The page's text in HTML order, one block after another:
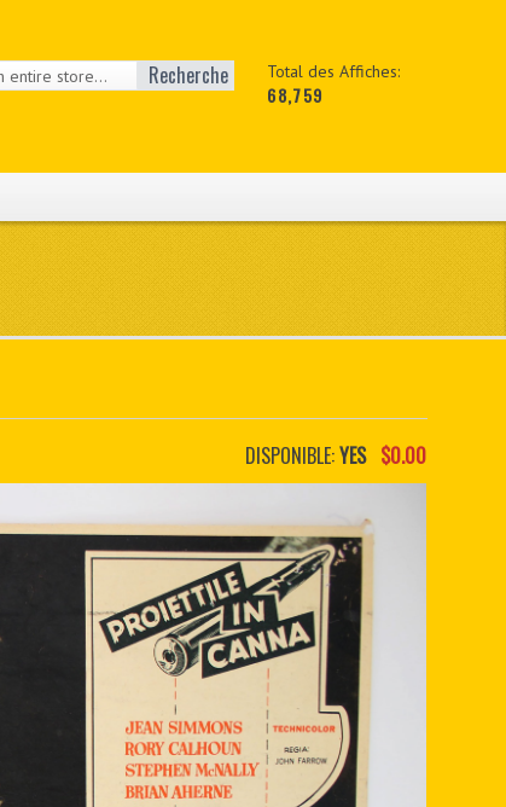
Total des Affiches:
68,759
Recherche
DISPONIBLE:YES $0.00